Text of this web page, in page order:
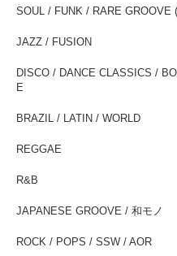
SOUL / FUNK / RARE GROOVE
JAZZ / FUSION
DISCO / DANCE CLASSICS /
E
BRAZIL / LATIN / WORLD
REGGAE
R&B
JAPANESE GROOVE / 和モノ
ROCK / POPS / SSW / AOR